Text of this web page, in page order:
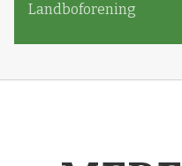
Landboforening